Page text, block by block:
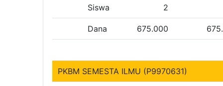
Siswa 2
Dana 675.000
PKBM SEMESTA ILMU (P9970631)